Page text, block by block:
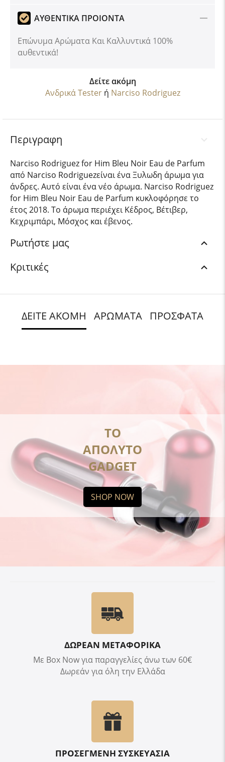
ΑΥΘΕΝΤΙΚΑ ΠΡΟΙΟΝΤΑ
Επώνυμα Αρώματα Και Καλλυντικά 100%
αυθεντικά!
Δείτε ακόμη
Ανδρικά Testerή Narciso Rodriguez
Περιγραφη
Narciso Rodriguez for Him Bleu Noir Eau de Parfum
από Narciso Rodriguezείναι ένα Ξυλωδη άρωμα για
άνδρες. Αυτό είναι ένα νέο άρωμα. Narciso Rodriguez
for Him Bleu Noir Eau de Parfum κυκλοφόρησε το
έτος 2018. Το άρωμα περιέχει Κέδρος, Βέτιβερ,
Κεχριμπάρι, Μόσχος και έβενος.
Ρωτήστε μας
Κριτικές
ΔΕΙΤΕ ΑΚΟΜΗ ΑΡΩΜΑΤΑ ΠΡΟΣΦΑΤΑ
ΤΟ
ΑΠΟΛΥΤΟ
GADGET
SHOP NOW
ΔΩΡΕΑΝ ΜΕΤΑΦΟΡΙΚΑ
Με Box Now για παραγγελίες άνω των 60€
Δωρεάν για όλη την Ελλάδα
ΠΡΟΣΕΓΜΕΝΗ ΣΥΣΚΕΥΑΣΙΑ